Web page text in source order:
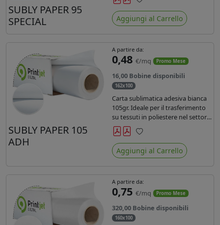
SUBLY PAPER 95
SPECIAL
Preferiti
Aggiungi al Carrello
SUBLY PAPER 105
ADH
A partire da:
0,48 €/mq Promo Mese
16,00 Bobine disponibili
162x100
Carta sublimatica adesiva bianca
105gr. Ideale per il trasferimento
su tessuti in poliestere nel settore
sportwear .
Preferiti
Aggiungi al Carrello
A partire da:
0,75 €/mq Promo Mese
320,00 Bobine disponibili
160x100